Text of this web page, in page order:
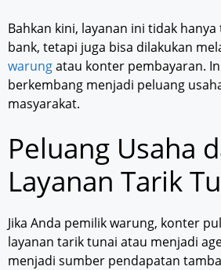
Bahkan kini, layanan ini tidak hanya
bank, tetapi juga bisa dilakukan
warungatau konter pembayaran.
berkembang menjadi peluang
masyarakat.
Peluang Usaha
Layanan Tarik
Jika Anda pemilik warung, konter
layanan tarik tunai atau menjadi
menjadi sumber pendapatan